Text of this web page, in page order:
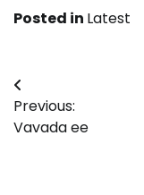
Posted in Latest
Post
navigation
Previous:
Vavada ee